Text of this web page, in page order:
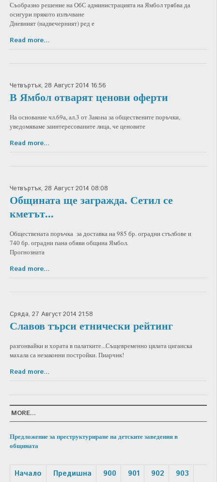
Съобразно решение на ОбС администрацията на Ямбол трябва да
осигури прякото излъчване
Дневният (надвечерният) ред е
Read more...
Четвъртък, 28 Август 2014 16:56
В Ямбол отварят ценови оферти
На основание чл.69а, ал.3 от Закона за обществените поръчки,
уведомяваме заинтересованите лица, че ценовите
Read more...
Четвъртък, 28 Август 2014 08:08
Общината ще загражда. Сетил се
кметът...
Обществената поръчка за доставка на 985 бр. оградни стълбове и
740 бр. оградни пана обяви община Ямбол.
Прогнозната
Read more...
Сряда, 27 Август 2014 21:58
Славов търси етнически рейтинг
разгонвайки и хората в палатките...Същевременно цялата циганска
махала са незаконни постройки. Пиарчик!
Read more...
MORE...
Предложение за преструктуриране на детските заведения в
общината
Начало Предишна 900 901 902 903